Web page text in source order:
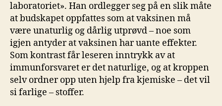
laboratoriet». Han ordlegger seg på en slik måte
at budskapet oppfattes som at vaksinen må
være unaturlig og dårlig utprøvd – noe som
igjen antyder at vaksinen har uante effekter.
Som kontrast får leseren inntrykk av at
immunforsvaret er det naturlige, og at kroppen
selv ordner opp uten hjelp fra kjemiske – det vil
si farlige – stoffer.